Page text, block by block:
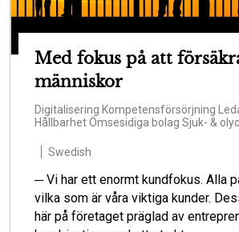
Med fokus på att
människor
Digitalisering Kompetensförsörjning
HållbarhetÖmsesidiga bolag Sjuk- &
Swedish
─ Vi har ett enormt kundfokus. Alla
vilka som är våra viktiga kunder.
här på företaget präglad av